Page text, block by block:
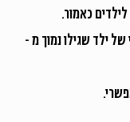
כאמור.
של ילד שגילו נמוך מ -